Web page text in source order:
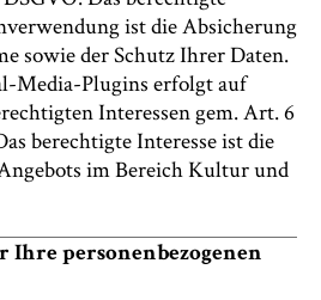
ist die Absicherung
sowie der Schutz Ihrer Daten.
Media-Plugins erfolgt auf
Interessen gem. Art. 6
berechtigte Interesse ist die
im Bereich Kultur und
Ihre personenbezogenen